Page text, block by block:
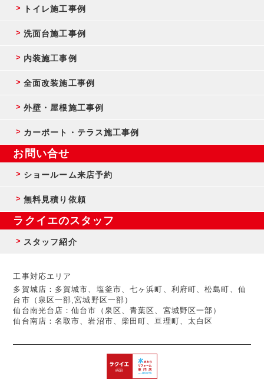
トイレ施工事例
洗面台施工事例
内装施工事例
全面改装施工事例
外壁・屋根施工事例
カーポート・テラス施工事例
お問い合せ
ショールーム来店予約
無料見積り依頼
ラクイエのスタッフ
スタッフ紹介
工事対応エリア
多賀城店：多賀城市、塩釜市、七ヶ浜町、利府町、松島町、仙
台市（泉区一部,宮城野区一部）
仙台南光台店：仙台市（泉区、青葉区、宮城野区一部）
仙台南店：名取市、岩沼市、柴田町、亘理町、太白区